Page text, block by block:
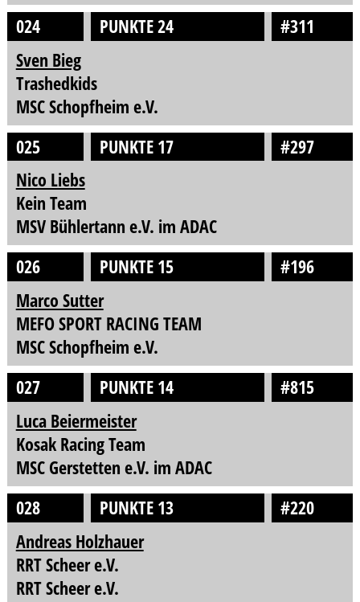
024
PUNKTE 24
#311
Sven Bieg
Trashedkids
MSC Schopfheim e.V.
025
PUNKTE 17
#297
Nico Liebs
Kein Team
MSV Bühlertann e.V. im ADAC
026
PUNKTE 15
#196
Marco Sutter
MEFO SPORT RACING TEAM
MSC Schopfheim e.V.
027
PUNKTE 14
#815
Luca Beiermeister
Kosak Racing Team
MSC Gerstetten e.V. im ADAC
028
PUNKTE 13
#220
Andreas Holzhauer
RRT Scheer e.V.
RRT Scheer e.V.